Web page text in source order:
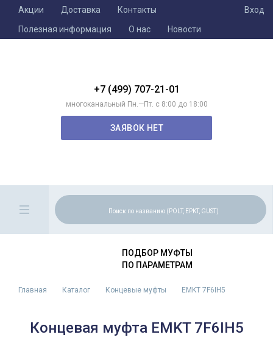
Акции Доставка
Контакты
Полезная информация
О нас Новости
Вход
+7 (499) 707-21-01
многоканальный Пн.—Пт. с 8:00 до 18:00
ЗАЯВОК НЕТ
ПОДБОР МУФТЫ
ПО ПАРАМЕТРАМ
Главная Каталог Концевые муфты EMKT 7F6IH5
Концевая муфта EMKT 7F6IH5